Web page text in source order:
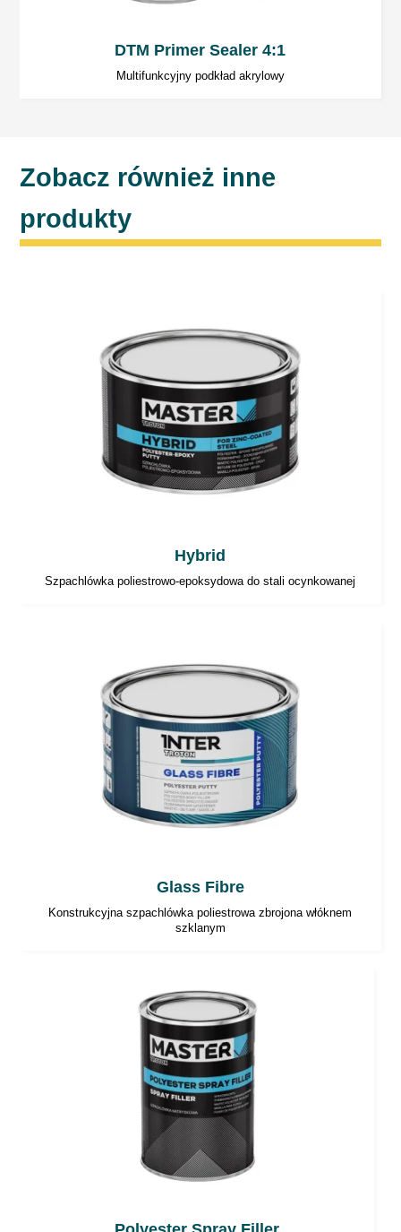
Narzędzia powinny być myte
Uwaga:W celu zachowania bezpieczeństwa
DTM Primer Sealer 4:1
Multifunkcyjny podkład akrylowy
Zobacz również inne
produkty
Hybrid
Szpachlówka poliestrowo-epoksydowa do stali ocynkowanej
Glass Fibre
Konstrukcyjna szpachlówka poliestrowa zbrojona włóknem
szklanym